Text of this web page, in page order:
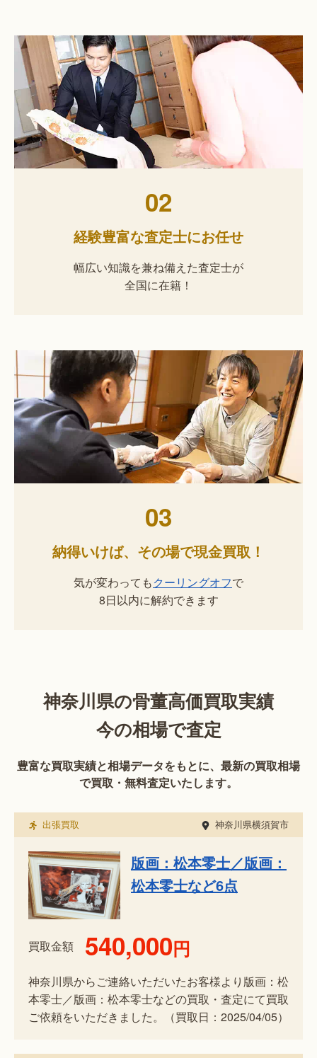
02
経験豊富な査定士にお任せ
幅広い知識を兼ね備えた査定士が
全国に在籍！
03
納得いけば、その場で現金買取！
気が変わってもクーリングオフで
8日以内に解約できます
神奈川県の骨董高価買取実績
今の相場で査定
豊富な買取実績と相場データをもとに、最新の買取相場
で買取・無料査定いたします。
出張買取 神奈川県横須賀市
版画：松本零士／版画：
松本零士など6点
買取金額 540,000円
神奈川県からご連絡いただいたお客様より版画：松
本零士／版画：松本零士などの買取・査定にて買取
ご依頼をいただきました。（買取日：2025/04/05）